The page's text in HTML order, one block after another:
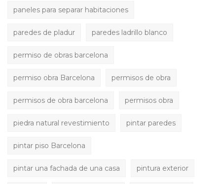
paneles para separar habitaciones
paredes de pladur paredes ladrillo blanco
permiso de obras barcelona
permiso obra Barcelona permisos de obra
permisos de obra barcelona permisos obra
piedra natural revestimiento pintar paredes
pintar piso Barcelona
pintar una fachada de una casa pintura exterior